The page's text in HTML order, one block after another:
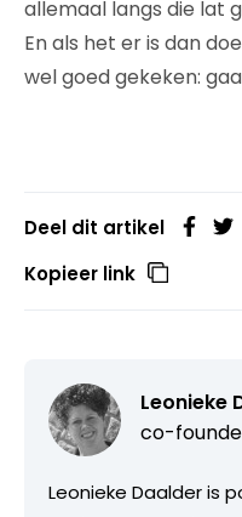
allemaal langs die lat
En als het er is dan
wel goed gekeken:
Deel dit artikel
Kopieer link
Leonieke
co-
Leonieke Daalder is